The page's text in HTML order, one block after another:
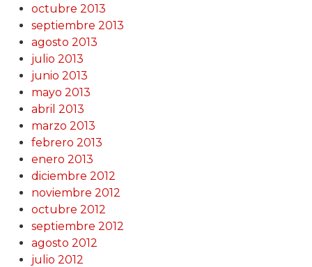
octubre 2013
septiembre 2013
agosto 2013
julio 2013
junio 2013
mayo 2013
abril 2013
marzo 2013
febrero 2013
enero 2013
diciembre 2012
noviembre 2012
octubre 2012
septiembre 2012
agosto 2012
julio 2012